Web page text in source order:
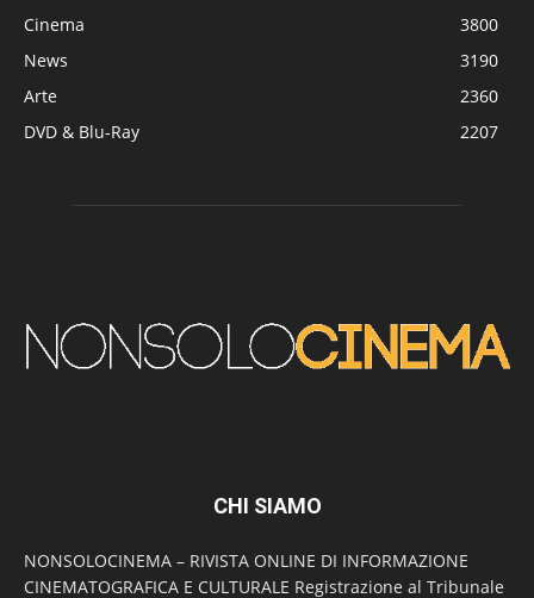
Cinema
3800
News
3190
Arte
2360
DVD & Blu-Ray
2207
CHI SIAMO
NONSOLOCINEMA – RIVISTA ONLINE DI INFORMAZIONE
CINEMATOGRAFICA E CULTURALE Registrazione al Tribunale